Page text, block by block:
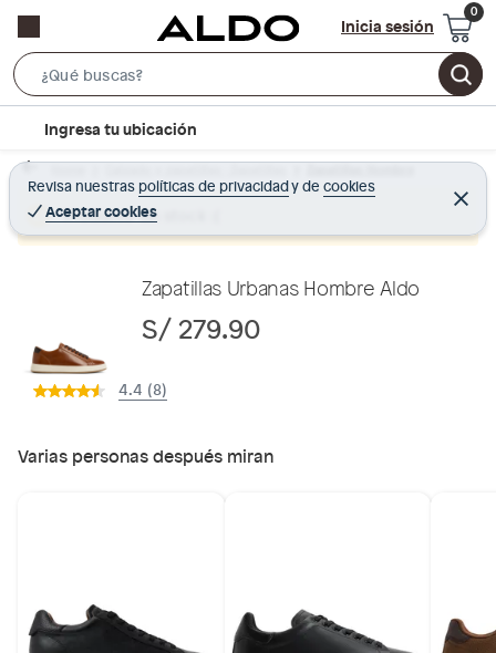
Inicia sesión
e
r
c
B
r
c
t
n
Ingresa tu ubicación
Revisa nuestras políticas de privacidadyde cookies
Aceptar cookies
C
e
r
Home Calzado y zapatillas - Zapatillas Zapatillas Hombre
Producto sin stock :(
Zapatillas Urbanas Hombre Aldo
S/ 279.90
4.4 (8)
Varias personas después miran